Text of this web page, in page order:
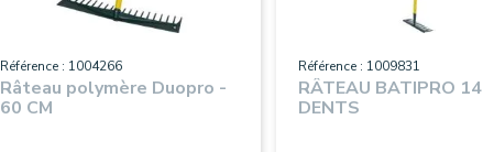
Référence : 1004266
Râteau polymère Duopro -
60 CM
Référence : 1009831
RÂTEAU BATIPRO 14
DENTS